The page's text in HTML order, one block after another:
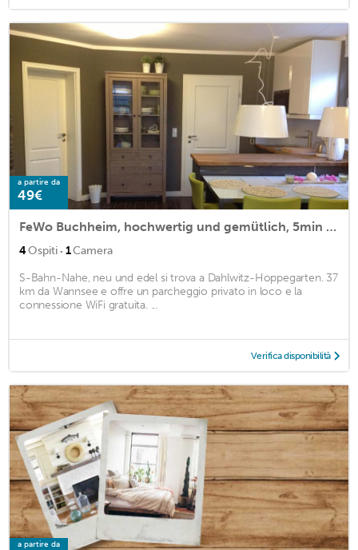
a partire da
49€
FeWo Buchheim, hochwertig und gemütlich, 5min zur S-Bahn
4Ospiti · 1Camera
S-Bahn-Nahe, neu und edel si trova a Dahlwitz-Hoppegarten. 37
km da Wannsee e offre un parcheggio privato in loco e la
connessione WiFi gratuita. ...
Verifica disponibilità
a partire da